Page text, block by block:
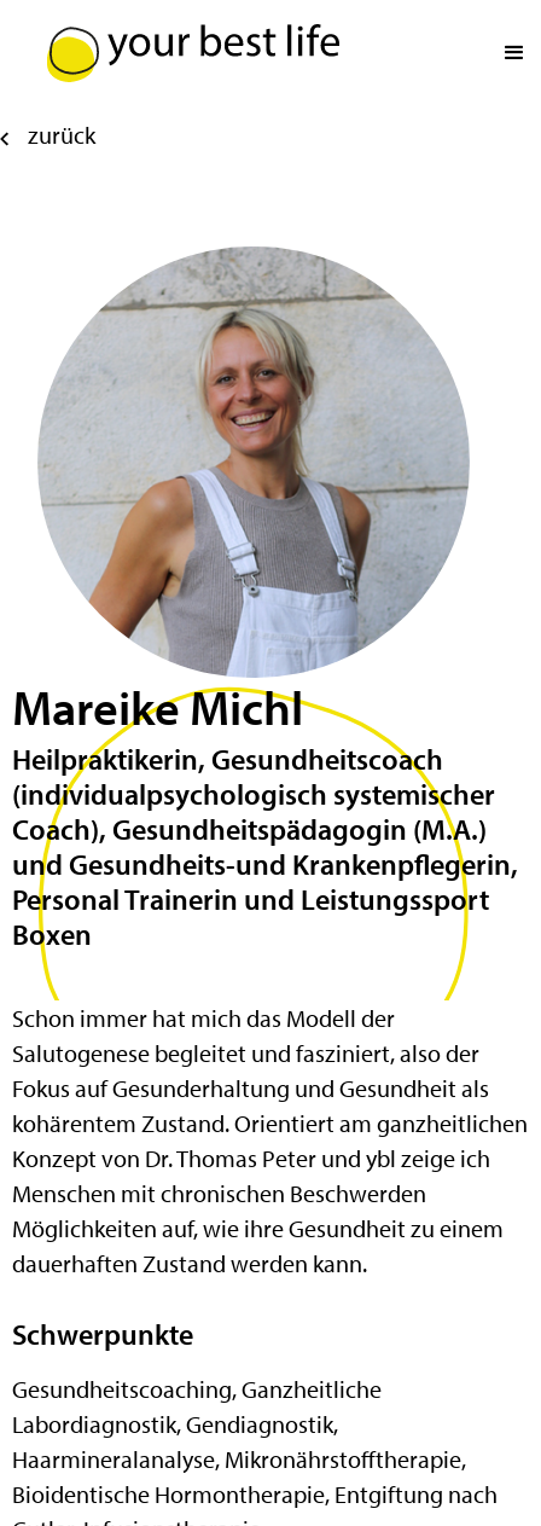
zurück
Mareike Michl
Heilpraktikerin, Gesundheitscoach
(individualpsychologisch systemischer
Coach), Gesundheitspädagogin (M.A.)
und Gesundheits-und Krankenpflegerin,
Personal Trainerin und Leistungssport
Boxen
Schon immer hat mich das Modell der
Salutogenese begleitet und fasziniert, also der
Fokus auf Gesunderhaltung und Gesundheit als
kohärentem Zustand. Orientiert am ganzheitlichen
Konzept von Dr. Thomas Peter und ybl zeige ich
Menschen mit chronischen Beschwerden
Möglichkeiten auf, wie ihre Gesundheit zu einem
dauerhaften Zustand werden kann.
Schwerpunkte
Gesundheitscoaching, Ganzheitliche
Labordiagnostik, Gendiagnostik,
Haarmineralanalyse, Mikronährstofftherapie,
Bioidentische Hormontherapie, Entgiftung nach